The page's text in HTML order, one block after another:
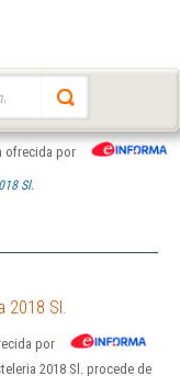
ofrecida por
Sl.
2018 Sl.
por
2018 Sl. procede de